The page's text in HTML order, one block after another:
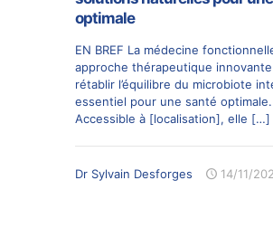
optimale
EN BREF La médecine
approche thérapeutique
rétablir l’équilibre du microbiote
essentiel pour une santé optimale.
Accessible à [localisation], elle […]
Dr Sylvain Desforges 14/11/